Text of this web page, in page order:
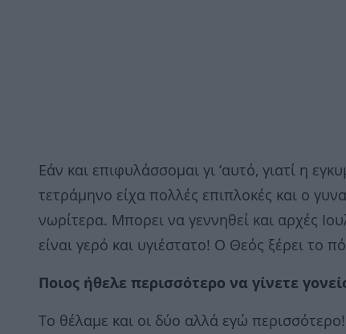
Εάν και επιφυλάσσομαι γι ‘αυτό, γιατί η
τετράμηνο είχα πολλές επιπλοκές και ο
νωρίτερα. Μπορει να γεννηθεί και αρχές
είναι γερό και υγιέστατο! Ο Θεός ξέρει το
Ποιος ήθελε περισσότερο να γίνετε
Το θέλαμε και οι δύο αλλά εγώ